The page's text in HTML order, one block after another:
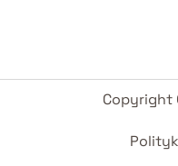
Copyright